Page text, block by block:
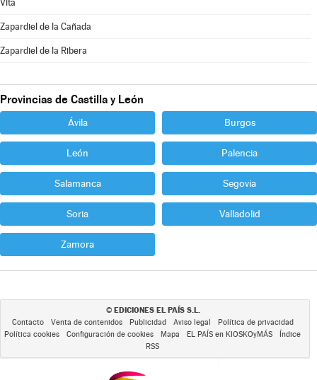
Vita
Zapardiel de la Cañada
Zapardiel de la Ribera
Provincias de Castilla y León
Ávila Burgos
León Palencia
Salamanca Segovia
Soria Valladolid
Zamora
© EDICIONES EL PAÍS S.L.
Contacto Venta de contenidos Publicidad Aviso legal
Política de privacidad
Política cookies
Configuración de cookies Mapa EL PAÍS en KIOSKOyMÁS
Índice
RSS